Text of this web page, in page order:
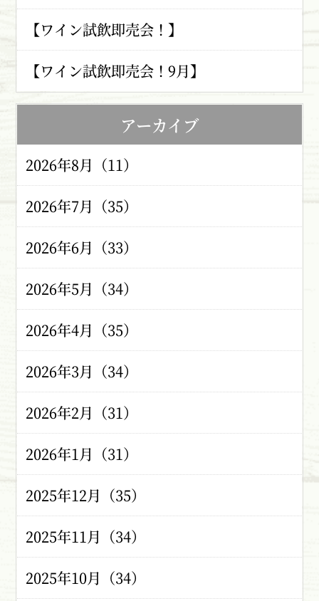
【ワイン試飲即売会！】
【ワイン試飲即売会！9月】
アーカイブ
2026年8月（11）
2026年7月（35）
2026年6月（33）
2026年5月（34）
2026年4月（35）
2026年3月（34）
2026年2月（31）
2026年1月（31）
2025年12月（35）
2025年11月（34）
2025年10月（34）